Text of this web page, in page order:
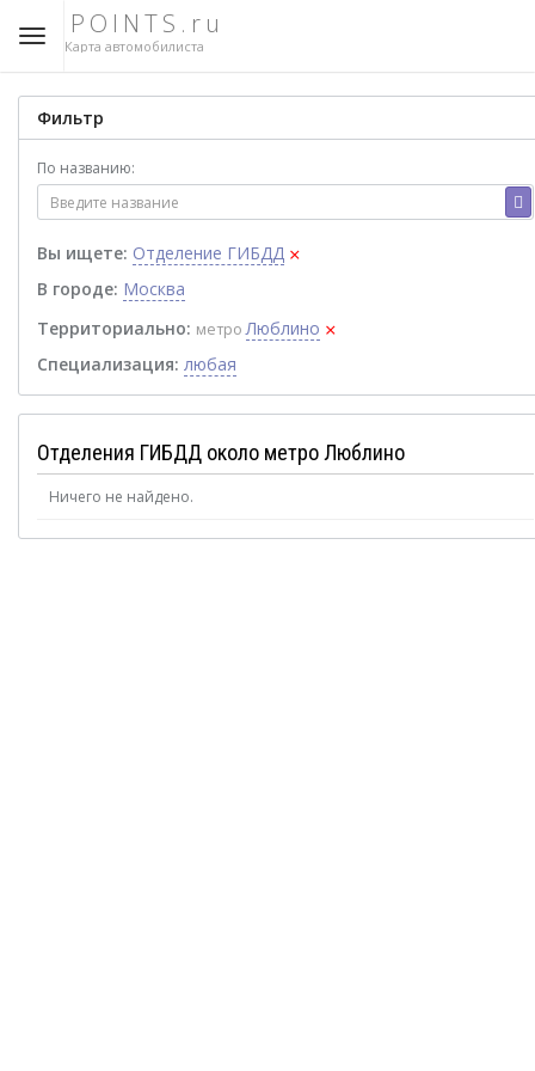
POINTS.ru
Карта автомобилиста
Фильтр
По названию:
Вы ищете: Отделение ГИБДД ×
В городе: Москва
Территориально: метроЛюблино ×
Специализация: любая
Отделения ГИБДД около метро Люблино
Ничего не найдено.